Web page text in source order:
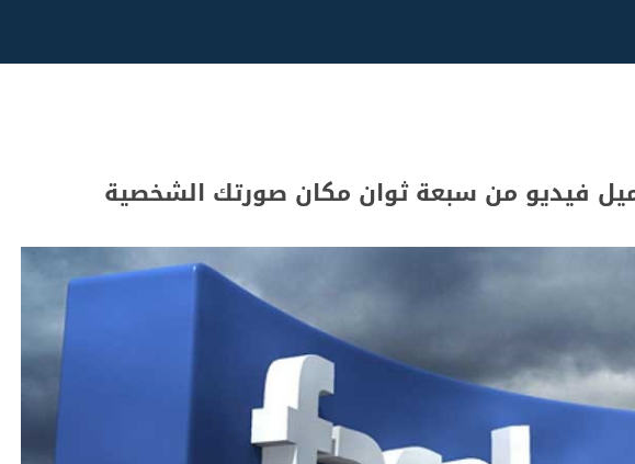
فيديو من سبعة ثوان مكان صورتك الشخصية